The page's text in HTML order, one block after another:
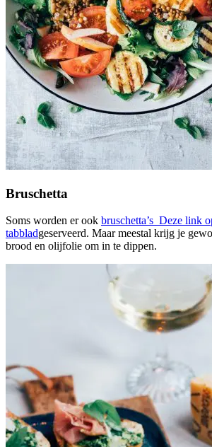
Bruschetta
Soms worden er ook bruschetta’s Deze link
tabbladgeserveerd. Maar meestal krijg je
brood en olijfolie om in te dippen.